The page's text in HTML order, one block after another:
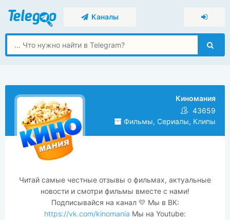
Каналы
Киномания
43659
Фильмы, Сериалы, Клипы
Читай самые честные отзывы о фильмах, актуальные
новости и смотри фильмы вместе с нами!
Подписывайся на канал 💛 Мы в ВК:
https://vk.com/kinomania Мы на Youtube: